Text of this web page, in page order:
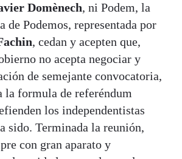
Domènech, ni Podem, la
de Podemos, representada por
, cedan y acepten que,
no acepta negociar y
de semejante convocatoria,
la formula de referéndum
los independentistas
sido. Terminada la reunión,
con gran aparato y